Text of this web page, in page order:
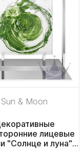
Sun & Moon
лицевые
"Солнце и луна"